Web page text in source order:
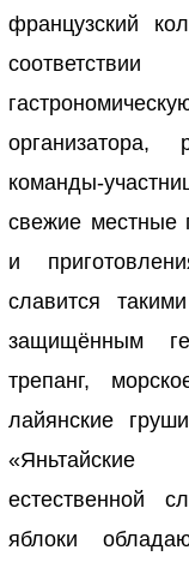
французский
организатора,
команды-
свежие местные
и
славится
защищённым
трепанг,
лайянские
«Яньтайские
естественной
яблоки